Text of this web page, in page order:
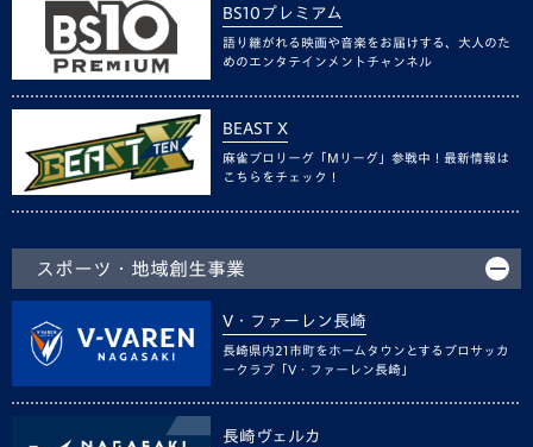
BS10プレミアム
語り継がれる映画や音楽をお届けする、大人のた
めのエンタテインメントチャンネル
BEAST X
麻雀プロリーグ「Mリーグ」参戦中！最新情報は
こちらをチェック！
スポーツ・地域創生事業
V・ファーレン長崎
長崎県内21市町をホームタウンとするプロサッカ
ークラブ「V・ファーレン長崎」
長崎ヴェルカ